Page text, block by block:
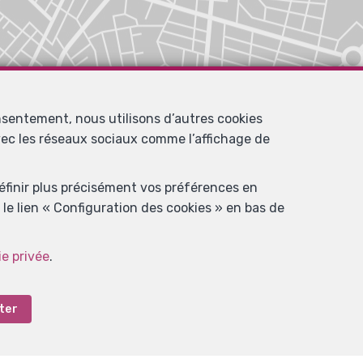
nous utilisons d’autres cookies
les réseaux sociaux comme l’affichage de
plus précisément vos préférences en
lien « Configuration des cookies » en bas de
privée.